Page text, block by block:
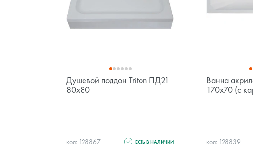
Душевой поддон Triton ПД21
80х80
код: 128867 ЕСТЬ В НАЛИЧИИ
Ванна
170x70 (с
код: 128839